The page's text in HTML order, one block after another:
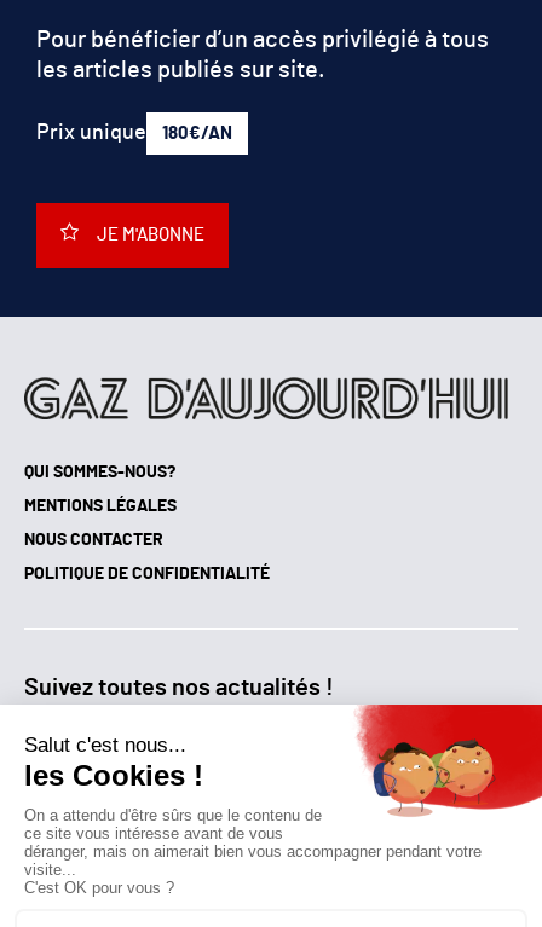
QUI SOMMES-NOUS?
MENTIONS LÉGALES
NOUS CONTACTER
POLITIQUE DE CONFIDENTIALITÉ
Suivez toutes nos actualités !
NEWSLETTER
Qui sommes-nous?
Pour bénéficier d’un accès privilégié à tous
les articles publiés sur site.
Prix unique 180€/AN
JE M'ABONNE